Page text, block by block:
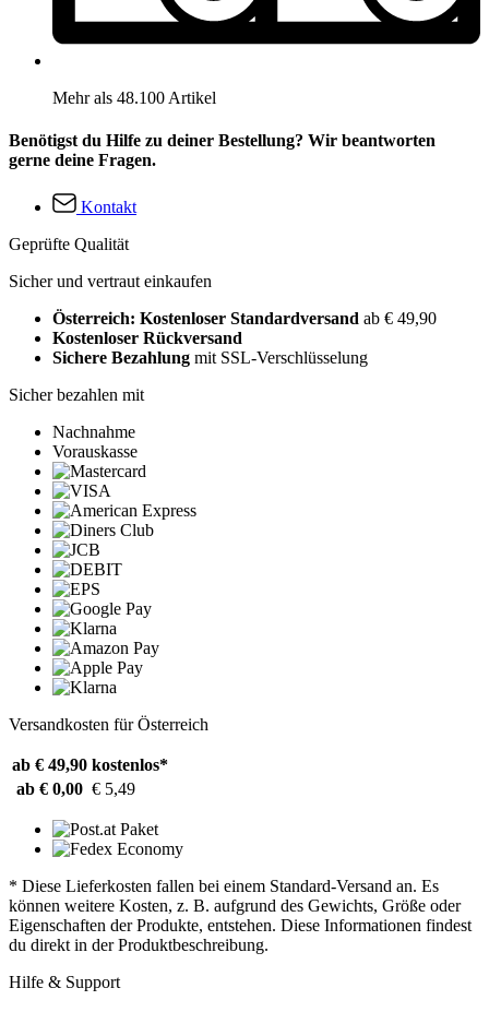
Mehr als 48.100 Artikel
Benötigst du Hilfe zu deiner Bestellung? Wir beantworten
gerne deine Fragen.
Kontakt
Geprüfte Qualität
Sicher und vertraut einkaufen
Österreich: Kostenloser Standardversand ab € 49,90
Kostenloser Rückversand
Sichere Bezahlung mit SSL-Verschlüsselung
Sicher bezahlen mit
Nachnahme
Vorauskasse
Versandkosten für Österreich
ab € 49,90 kostenlos*
ab € 0,00 € 5,49
* Diese Lieferkosten fallen bei einem Standard-Versand an. Es
können weitere Kosten, z. B. aufgrund des Gewichts, Größe oder
Eigenschaften der Produkte, entstehen. Diese Informationen findest
du direkt in der Produktbeschreibung.
Hilfe & Support